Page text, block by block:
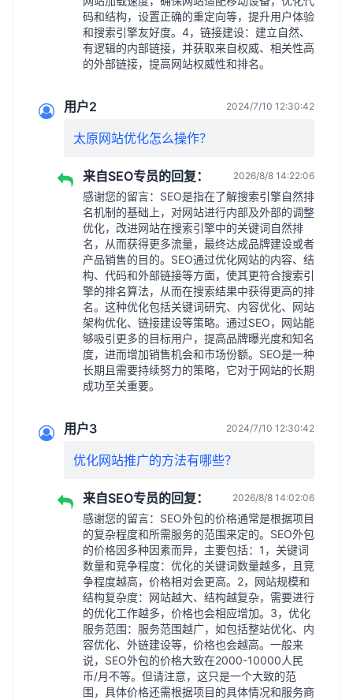
码和结构，设置正确的重定向等，提升用户体验
和搜索引擎友好度。4，链接建设：建立自然、
有逻辑的内部链接，并获取来自权威、相关性高
的外部链接，提高网站权威性和排名。
用户2 2024/7/10 12:30:42
太原网站优化怎么操作？
来自SEO专员的回复： 2026/8/8 14:22:06
感谢您的留言：SEO是指在了解搜索引擎自然排
名机制的基础上，对网站进行内部及外部的调整
优化，改进网站在搜索引擎中的关键词自然排
名，从而获得更多流量，最终达成品牌建设或者
产品销售的目的。SEO通过优化网站的内容、结
构、代码和外部链接等方面，使其更符合搜索引
擎的排名算法，从而在搜索结果中获得更高的排
名。这种优化包括关键词研究、内容优化、网站
架构优化、链接建设等策略。通过SEO，网站能
够吸引更多的目标用户，提高品牌曝光度和知名
度，进而增加销售机会和市场份额。SEO是一种
长期且需要持续努力的策略，它对于网站的长期
成功至关重要。
用户3 2024/7/10 12:30:42
优化网站推广的方法有哪些？
来自SEO专员的回复： 2026/8/8 14:02:06
感谢您的留言：SEO外包的价格通常是根据项目
的复杂程度和所需服务的范围来定的。SEO外包
的价格因多种因素而异，主要包括：1，关键词
数量和竞争程度：优化的关键词数量越多，且竞
争程度越高，价格相对会更高。2，网站规模和
结构复杂度：网站越大、结构越复杂，需要进行
的优化工作越多，价格也会相应增加。3，优化
服务范围：服务范围越广，如包括整站优化、内
容优化、外链建设等，价格也会越高。一般来
说，SEO外包的价格大致在2000-10000人民
币/月不等。但请注意，这只是一个大致的范
围，具体价格还需根据项目的具体情况和服务商